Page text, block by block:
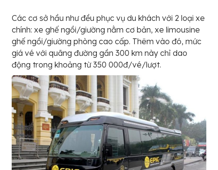
Các cơ sở hầu như đều phục vụ du khách với 2 loại xe
chính: xe ghế ngồi/giường nằm cơ bản, xe limousine
ghế ngồi/giường phòng cao cấp. Thêm vào đó, mức
giá vé với quãng đường gần 300 km này chỉ dao
động trong khoảng từ 350 000đ/vé/lượt.